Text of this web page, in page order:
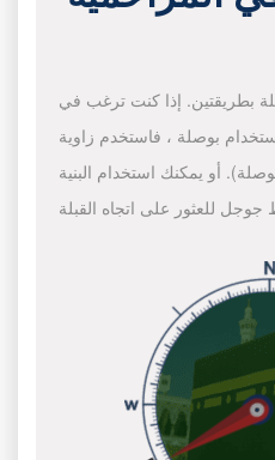
بطريقتين. إذا كنت ترغب في
بوصلة ، فاستخدم زاوية
أو يمكنك استخدام البنية